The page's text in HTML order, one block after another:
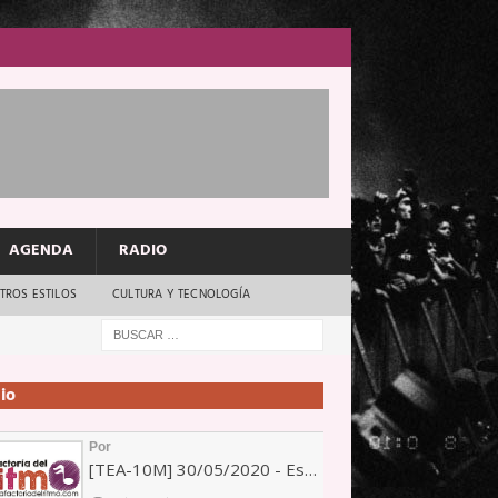
AGENDA RADIO
ESTILOS CULTURA Y TECNOLOGÍA